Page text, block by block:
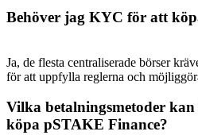
BTC Welcome Rewards
Behöver jag KYC för att
Ja, de flesta centraliserade börser
för att uppfylla reglerna och
Vilka betalningsmetoder
köpa pSTAKE Finance?